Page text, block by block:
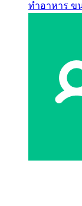
ทำอาหาร ข